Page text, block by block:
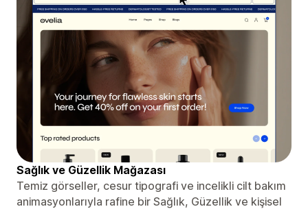
Sağlık ve Güzellik Mağazası
Temiz görseller, cesur tipografi ve incelikli cilt bakım
animasyonlarıyla rafine bir Sağlık, Güzellik ve kişisel